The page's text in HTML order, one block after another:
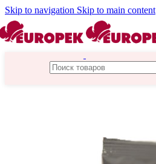
Skip to navigation Skip to main content